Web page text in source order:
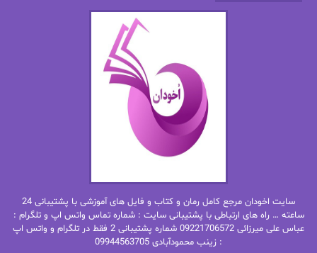
امیر فرهی
باران
بهار سلطانی
بهاره شیرازی
بهاره.م
بیتا فرخی
پاتریشیا ویلسون پرتو فرهمند
پرستو اسحقی
سایت اخودان مرجع کامل رمان و کتاب و فایل های آموزشی با پشتیبانی 24
ساعته … راه های ارتباطی با پشتیبانی سایت : شماره تماس واتس اپ و تلگرام :
عباس علی میرزائی 09221706572 شماره پشتیبانی 2 فقط در تلگرام و واتس اپ
: زینب محمودآبادی 09944563705